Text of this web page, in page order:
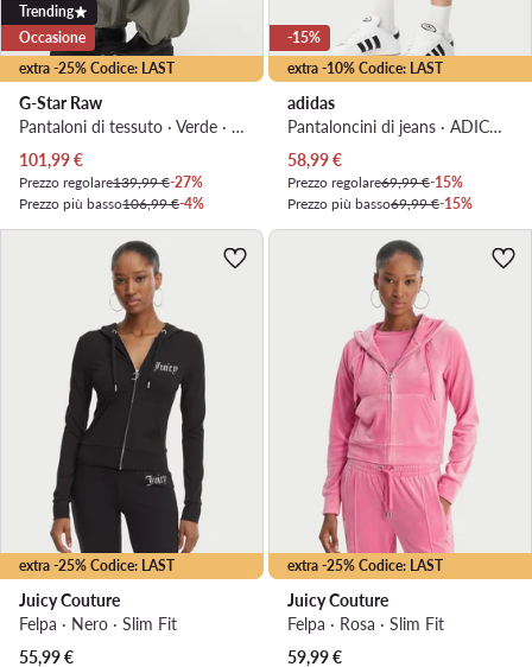
extra -25% Codice: LAST
Trending
Occasione
G-Star Raw
Pantaloni di tessuto · Verde · Relaxed Fit
Prezzo attuale
101,99€
Prezzo regolare139,99 €-27%
Prezzo più basso106,99 €-4%
extra -10% Codice: LAST
-15%
adidas
Pantaloncini di jeans · ADICOLOR · Blu
Prezzo attuale
58,99€
Prezzo regolare69,99 €-15%
Prezzo più basso69,99 €-15%
extra -25% Codice: LAST
Juicy Couture
Felpa · Nero · Slim Fit
Prezzo attuale
55,99€
extra -25% Codice: LAST
Juicy Couture
Felpa · Rosa · Slim Fit
Prezzo attuale
59,99€